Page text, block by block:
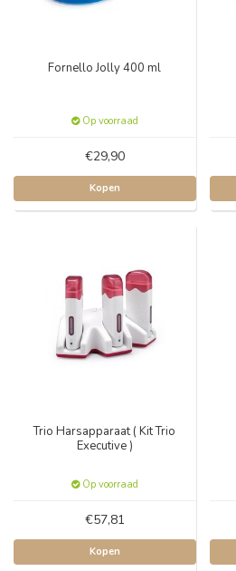
Fornello Jolly 400 ml
Op voorraad
€29,90
Kopen
Trio Harsapparaat ( Kit Trio
Executive )
Op voorraad
€57,81
Kopen